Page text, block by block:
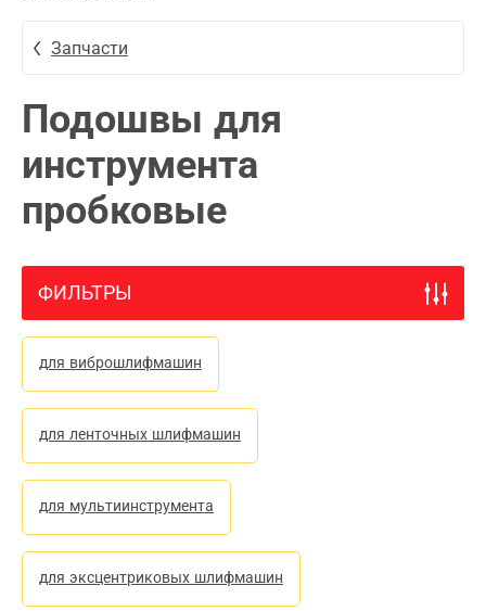
Запчасти
Подошвы для
инструмента
пробковые
ФИЛЬТРЫ
для виброшлифмашин
для ленточных шлифмашин
для мультиинструмента
для эксцентриковых шлифмашин